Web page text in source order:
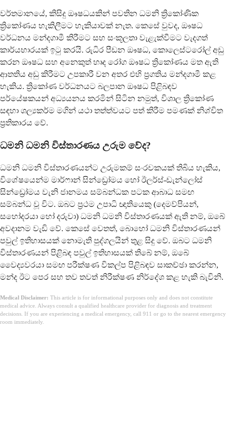
වර්තමානයේ, කිසිදු ඖෂධයකින් පවතින ධමනි ත්‍රිකෝණික
ත්‍රිකෝණය හැකිලීමට හැකියාවක් නැත. කෙසේ වුවද, ඖෂධ
වර්ධනය මන්දගාමී කිරීමට සහ සංකූලතා වැළැක්වීමට වැදගත්
කාර්යභාරයක් ඉටු කරයි. රුධිර පීඩන ඖෂධ, කොලෙස්ටරෝල් අඩු
කරන ඖෂධ සහ අනෙකුත් හෘද රෝග ඖෂධ ත්‍රිකෝණය මත ඇති
ආතතිය අඩු කිරීමට උපකාරී වන අතර එහි ප්‍රගතිය මන්දගාමී කළ
හැකිය. ත්‍රිකෝණ වර්ධනයට බලපාන ඖෂධ පිළිබඳව
පර්යේෂකයන් අධ්‍යයනය කරමින් සිටින නමුත්, විශාල ත්‍රිකෝණ
සඳහා ශල්‍යකර්ම මගින් යථා තත්ත්වයට පත් කිරීම පමණක් නිශ්චිත
ප්‍රතිකාරය වේ.
ධමනි ධමනි විස්තාරණය උරුම වේද?
ධමනි ධමනි විස්තාරණයන්ට උරුමකම් සංරචකයක් තිබිය හැකිය,
විශේෂයෙන්ම මාර්ෆාන් සින්ඩ්‍රෝමය හෝ ඊලර්ස්-ඩැන්ලෝස්
සින්ඩ්‍රෝමය වැනි ජානමය සම්බන්ධක පටක ආබාධ සමඟ
සම්බන්ධ වූ විට. ඔබට ප්‍රථම උපාධි ඥාතියෙකු (දෙමව්පියන්,
සහෝදරයා හෝ දරුවා) ධමනි ධමනි විස්තාරණයක් ඇති නම්, ඔබේ
අවදානම වැඩි වේ. කෙසේ වෙතත්, බොහෝ ධමනි විස්තාරණයන්
පවුල් ඉතිහාසයක් නොමැති පුද්ගලයින් තුළ සිදු වේ. ඔබට ධමනි
විස්තාරණයන් පිළිබඳ පවුල් ඉතිහාසයක් තිබේ නම්, ඔබේ
වෛද්‍යවරයා සමඟ පරීක්ෂණ විකල්ප පිළිබඳව සාකච්ඡා කරන්න,
මන්ද ඊට පෙර සහ තව තවත් නිරීක්ෂණ නිර්දේශ කළ හැකි බැවිනි.
Medical Disclaimer: This article is for informational purposes only and does not constitute
medical advice. Always consult a qualified healthcare provider for diagnosis and treatment
decisions. If you are experiencing a medical emergency, call 911 or go to the nearest emergency
room immediately.